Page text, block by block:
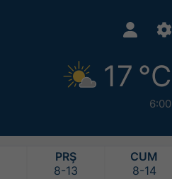
17 °C
6:00
PRŞ
8-13
CUM
8-14